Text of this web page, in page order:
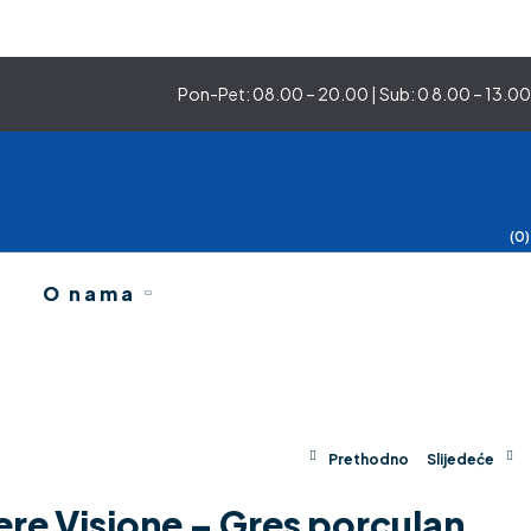
Pon-Pet: 08.00 – 20.00 | Sub: 0 8.00 – 13.00
(0)
O nama
Prethodno Slijedeće